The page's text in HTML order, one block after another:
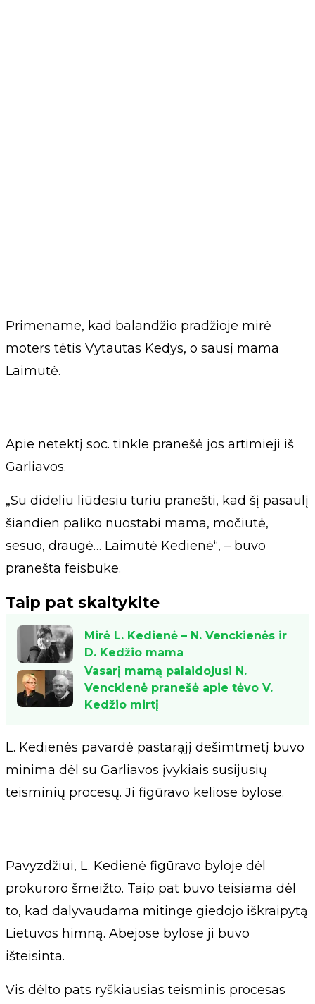
Primename, kad balandžio pradžioje mirė
moters tėtis Vytautas Kedys, o sausį mama
Laimutė.
Apie netektį soc. tinkle pranešė jos artimieji iš
Garliavos.
„Su dideliu liūdesiu turiu pranešti, kad šį pasaulį
šiandien paliko nuostabi mama, močiutė,
sesuo, draugė… Laimutė Kedienė“, – buvo
pranešta feisbuke.
Taip pat skaitykite
Mirė L. Kedienė – N. Venckienės ir
D. Kedžio mama
Vasarį mamą palaidojusi N.
Venckienė pranešė apie tėvo V.
Kedžio mirtį
L. Kedienės pavardė pastarąjį dešimtmetį buvo
minima dėl su Garliavos įvykiais susijusių
teisminių procesų. Ji figūravo keliose bylose.
Pavyzdžiui, L. Kedienė figūravo byloje dėl
prokuroro šmeižto. Taip pat buvo teisiama dėl
to, kad dalyvaudama mitinge giedojo iškraipytą
Lietuvos himną. Abejose bylose ji buvo
išteisinta.
Vis dėlto pats ryškiausias teisminis procesas